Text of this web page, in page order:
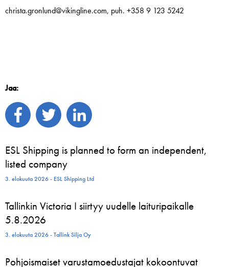
christa.gronlund@vikingline.com, puh. +358 9 123 5242
Jaa:
ESL Shipping is planned to form an independent,
listed company
3. elokuuta 2026 - ESL Shipping Ltd
Tallinkin Victoria I siirtyy uudelle laituripaikalle
5.8.2026
3. elokuuta 2026 - Tallink Silja Oy
Pohjoismaiset varustamoedustajat kokoontuvat